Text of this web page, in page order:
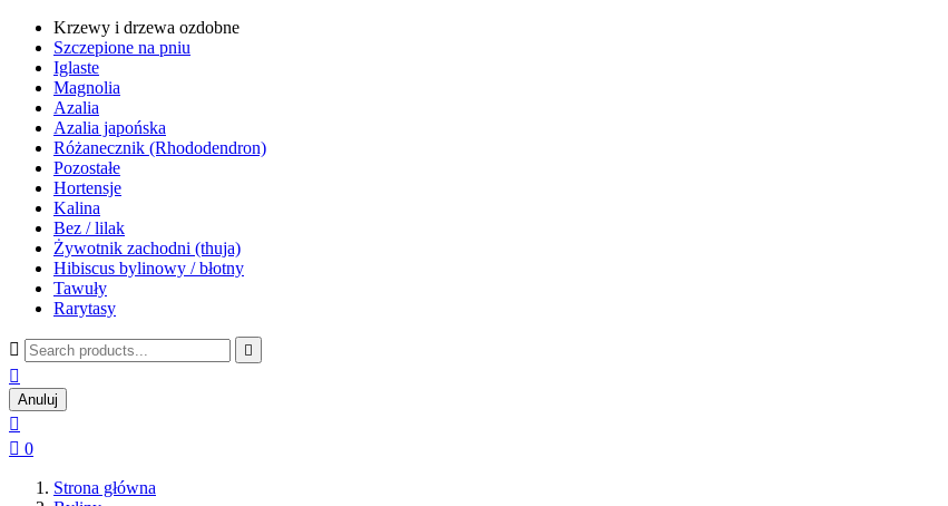
Krzewy i drzewa ozdobne
Szczepione na pniu
Iglaste
Magnolia
Azalia
Azalia japońska
Różanecznik (Rhododendron)
Pozostałe
Hortensje
Kalina
Bez / lilak
Żywotnik zachodni (thuja)
Hibiscus bylinowy / błotny
Tawuły
Rarytasy
 

Anuluj

 0
Strona główna